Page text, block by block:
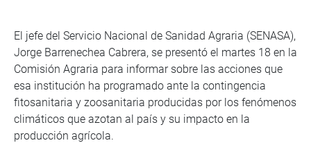
El jefe del Servicio Nacional de Sanidad Agraria (SENASA),
Jorge Barrenechea Cabrera, se presentó el martes 18 en la
Comisión Agraria para informar sobre las acciones que
esa institución ha programado ante la contingencia
fitosanitaria y zoosanitaria producidas por los fenómenos
climáticos que azotan al país y su impacto en la
producción agrícola.